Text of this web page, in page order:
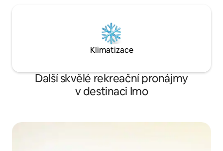
Klimatizace
Další skvělé rekreační pronájmy
v destinaci Imo